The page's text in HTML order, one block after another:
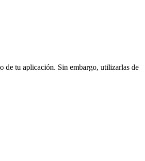
de tu aplicación. Sin embargo, utilizarlas de